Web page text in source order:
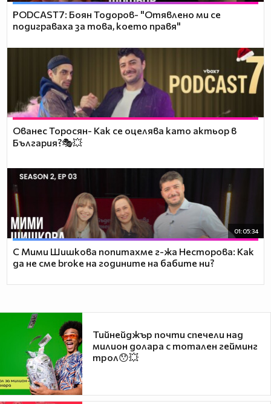
PODCAST7: ‪Боян Тодоров- "Отявлено ми се
подиграваха за това, което правя"
Ованес Торосян- Как се оцелява като актьор в
България?🎭💥
01:05:34
С Мими Шишкова попитахме г-жа Несторова: Как
да не сме broke на годините на бабите ни?
Тийнейджър почти спечели над
милион долара с тотален гейминг
трол😯💥